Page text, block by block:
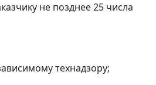
не позднее 25 числа
технадзору;